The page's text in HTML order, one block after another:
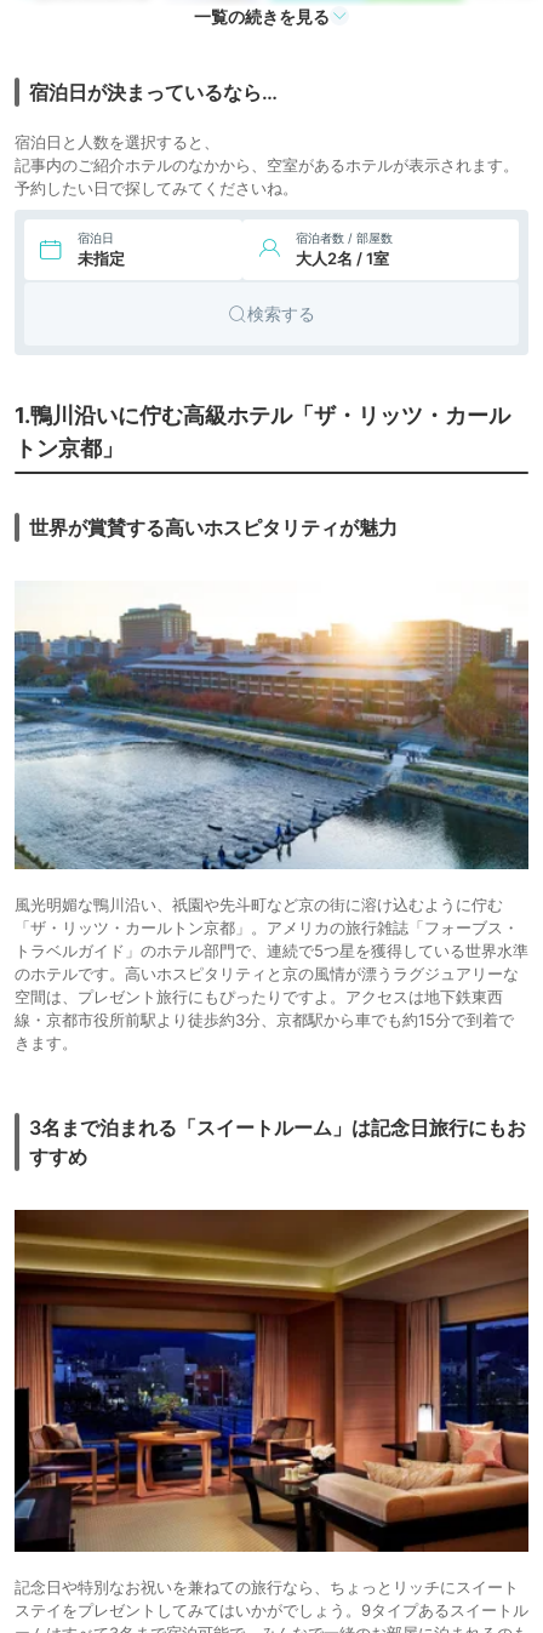
icotto
都清水
8.リーガロイヤルホテ
ル京都
icotto 楽天トラベル
テル
9.ふふ 京都 icotto 楽天トラベル 旅館
10.MUNI KYOTO by
リゾート
11.HOTEL THE
シティホ
12.THE HIRAMATSU
京都
33,900円〜 33,900円〜
シティホ
SOWAKA
15.京都 嵐山温泉 渡
月亭
31,509円〜
icotto
25,900円〜
楽天トラベル 旅館
一覧の続きを見る
宿泊日が決まっているなら…
宿泊日と人数を選択すると、
記事内のご紹介ホテルのなかから、空室があるホテルが表示されます。
予約したい日で探してみてくださいね。
宿泊日
未指定
宿泊者数 / 部屋数
大人2名 / 1室
検索する
1.鴨川沿いに佇む高級ホテル「ザ・リッツ・カール
トン京都」
世界が賞賛する高いホスピタリティが魅力
風光明媚な鴨川沿い、祇園や先斗町など京の街に溶け込むように佇む
「ザ・リッツ・カールトン京都」。アメリカの旅行雑誌「フォーブス・
トラベルガイド」のホテル部門で、連続で5つ星を獲得している世界水準
のホテルです。高いホスピタリティと京の風情が漂うラグジュアリーな
空間は、プレゼント旅行にもぴったりですよ。アクセスは地下鉄東西
線・京都市役所前駅より徒歩約3分、京都駅から車でも約15分で到着で
きます。
3名まで泊まれる「スイートルーム」は記念日旅行にもお
すすめ
記念日や特別なお祝いを兼ねての旅行なら、ちょっとリッチにスイート
ステイをプレゼントしてみてはいかがでしょう。9タイプあるスイートル